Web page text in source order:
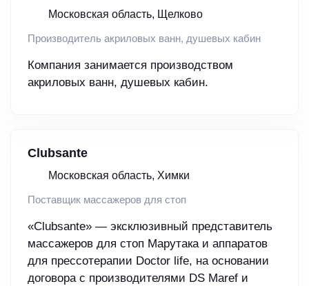
Московская область, Щелково
Производитель акриловых ванн, душевых кабин
Компания занимается производством
акриловых ванн, душевых кабин.
Clubsante
Московская область, Химки
Поставщик массажеров для стоп
«Clubsante» — эксклюзивный представитель
массажеров для стоп Марутака и аппаратов
для прессотерапии Doctor life, на основании
договора с производителями DS Maref и